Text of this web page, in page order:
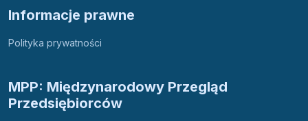
Informacje prawne
Polityka prywatności
MPP: Międzynarodowy Przegląd
Przedsiębiorców